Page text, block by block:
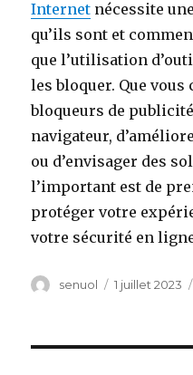
Internet nécessite
qu’ils sont et
que l’utilisation
les bloquer. Que
bloqueurs de
navigateur,
ou d’envisager des
l’important est de
protéger votre
votre sécurité en
Auteur
senuol
Publié
1 juillet 2023